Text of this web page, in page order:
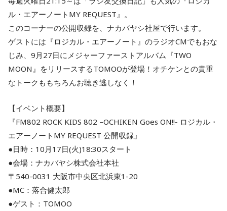
ル・エアーノートMY REQUEST』。
このコーナーの公開収録を、ナカバヤシ社屋で行います。
ゲストには『ロジカル・エアーノート』のラジオCMでもおな
じみ、9月27日にメジャーファーストアルバム『TWO
MOON』をリリースするTOMOOが登場！オチケンとの貴重
なトークももちろんお聴き逃しなく！
【イベント概要】
『FM802 ROCK KIDS 802 –OCHIKEN Goes ON!!- ロジカル・
エアーノートMY REQUEST 公開収録』
●日時：10月17日(火)18:30スタート
●会場：ナカバヤシ株式会社本社
〒540-0031 大阪市中央区北浜東1-20
●MC：落合健太郎
●ゲスト：TOMOO